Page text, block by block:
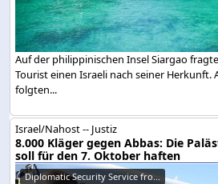
Auf der philippinischen Insel Siargao
Tourist einen Israeli nach seiner Herkunft.
folgten...
Israel/Nahost -- Justiz
8.000 Kläger gegen Abbas: Die
soll für den 7. Oktober haften
Diplomatic Security Service fro...